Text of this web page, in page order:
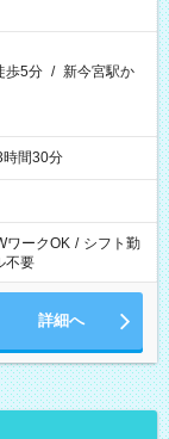
歩5分 / 新今宮駅か
時間30分
ワークOK / シフト勤
不要
詳細へ